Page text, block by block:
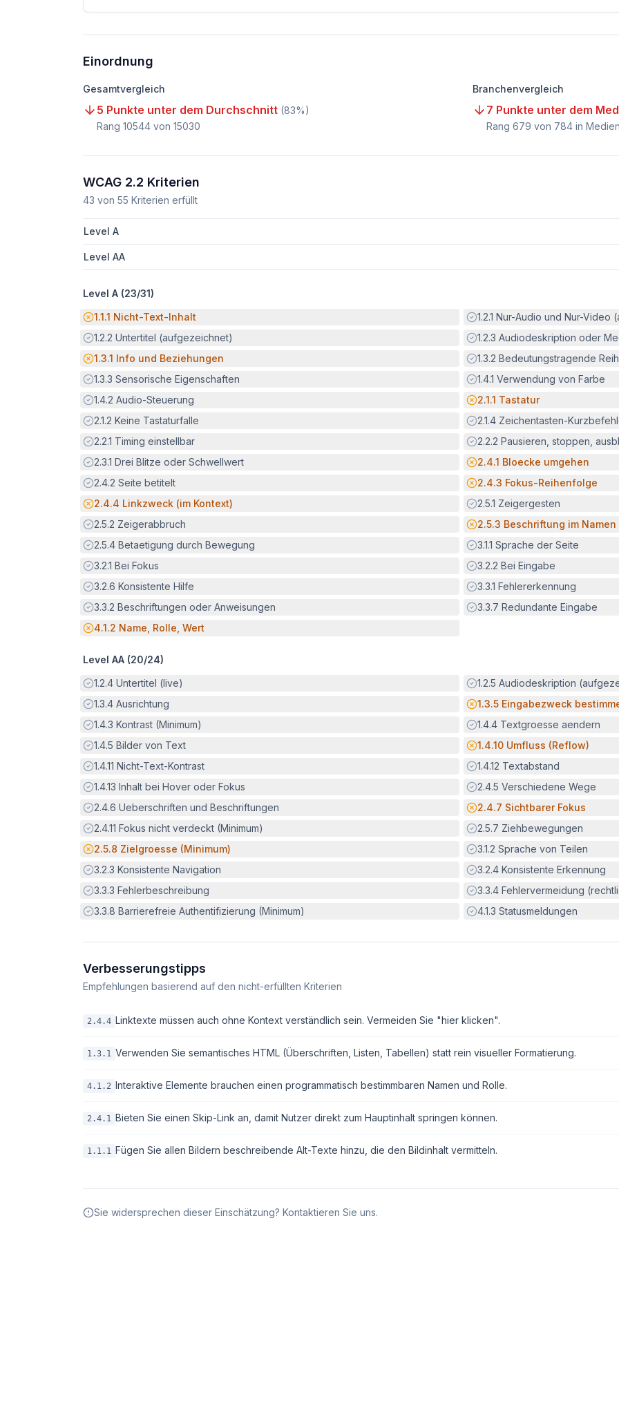
Einordnung
Gesamtvergleich
5 Punkte unter dem Durchschnitt (83%)
Rang 10544 von 15030
Branchenvergleich
7 Punkte unter dem
Rang 679 von 784 in
WCAG 2.2 Kriterien
43 von 55 Kriterien erfüllt
Level A
Level AA
Level A (23/31)
Potenzielle Barriere:
1.1.1 Nicht-Text-Inhalt Erfüllt:
1.2.1 Nur-Audio und Nur-Video
Erfüllt:
1.2.2 Untertitel (aufgezeichnet) Erfüllt:
1.2.3 Audiodeskription oder
Potenzielle Barriere:
1.3.1 Info und Beziehungen Erfüllt:
1.3.2 Bedeutungstragende
Erfüllt:
1.3.3 Sensorische Eigenschaften Erfüllt:
1.4.1 Verwendung von Farbe
Erfüllt:
1.4.2 Audio-Steuerung Potenzielle Barriere:
2.1.1 Tastatur
Erfüllt:
2.1.2 Keine Tastaturfalle Erfüllt:
2.1.4 Zeichentasten-
Erfüllt:
2.2.1 Timing einstellbar Erfüllt:
2.2.2 Pausieren, stoppen,
Erfüllt:
2.3.1 Drei Blitze oder Schwellwert Potenzielle Barriere:
2.4.1 Bloecke umgehen
Erfüllt:
2.4.2 Seite betitelt Potenzielle Barriere:
2.4.3 Fokus-Reihenfolge
Potenzielle Barriere:
2.4.4 Linkzweck (im Kontext) Erfüllt:
2.5.1 Zeigergesten
Erfüllt:
2.5.2 Zeigerabbruch Potenzielle Barriere:
2.5.3 Beschriftung im Namen
Erfüllt:
2.5.4 Betaetigung durch Bewegung Erfüllt:
3.1.1 Sprache der Seite
Erfüllt:
3.2.1 Bei Fokus Erfüllt:
3.2.2 Bei Eingabe
Erfüllt:
3.2.6 Konsistente Hilfe Erfüllt:
3.3.1 Fehlererkennung
Erfüllt:
3.3.2 Beschriftungen oder Anweisungen Erfüllt:
3.3.7 Redundante Eingabe
Potenzielle Barriere:
4.1.2 Name, Rolle, Wert
Level AA (20/24)
Erfüllt:
1.2.4 Untertitel (live) Erfüllt:
1.2.5 Audiodeskription
Erfüllt:
1.3.4 Ausrichtung Potenzielle Barriere:
1.3.5 Eingabezweck
Erfüllt:
1.4.3 Kontrast (Minimum) Erfüllt:
1.4.4 Textgroesse aendern
Erfüllt:
1.4.5 Bilder von Text Potenzielle Barriere:
1.4.10 Umfluss (Reflow)
Erfüllt:
1.4.11 Nicht-Text-Kontrast Erfüllt:
1.4.12 Textabstand
Erfüllt:
1.4.13 Inhalt bei Hover oder Fokus Erfüllt:
2.4.5 Verschiedene Wege
Erfüllt:
2.4.6 Ueberschriften und Beschriftungen Potenzielle Barriere:
2.4.7 Sichtbarer Fokus
Erfüllt:
2.4.11 Fokus nicht verdeckt (Minimum) Erfüllt:
2.5.7 Ziehbewegungen
Potenzielle Barriere:
2.5.8 Zielgroesse (Minimum) Erfüllt:
3.1.2 Sprache von Teilen
Erfüllt:
3.2.3 Konsistente Navigation Erfüllt:
3.2.4 Konsistente Erkennung
Erfüllt:
3.3.3 Fehlerbeschreibung Erfüllt:
3.3.4 Fehlervermeidung
Erfüllt:
3.3.8 Barrierefreie Authentifizierung (Minimum) Erfüllt:
4.1.3 Statusmeldungen
Verbesserungstipps
Empfehlungen basierend auf den nicht-erfüllten Kriterien
2.4.4 Linktexte müssen auch ohne Kontext verständlich sein. Vermeiden Sie "hier klicken".
1.3.1 Verwenden Sie semantisches HTML (Überschriften, Listen, Tabellen) statt rein visueller Formatierung.
4.1.2 Interaktive Elemente brauchen einen programmatisch bestimmbaren Namen und Rolle.
2.4.1 Bieten Sie einen Skip-Link an, damit Nutzer direkt zum Hauptinhalt springen können.
1.1.1 Fügen Sie allen Bildern beschreibende Alt-Texte hinzu, die den Bildinhalt vermitteln.
Sie widersprechen dieser Einschätzung? Kontaktieren Sie uns.